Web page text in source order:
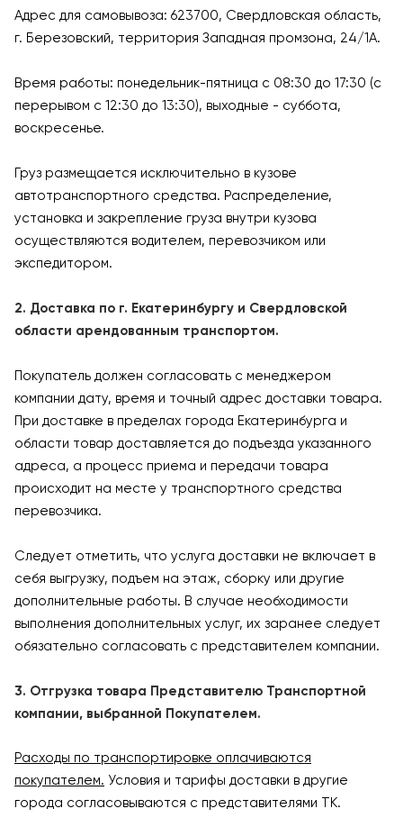
Адрес для самовывоза: 623700, Свердловская область,
г. Березовский, территория Западная промзона, 24/1А.
Время работы: понедельник-пятница с 08:30 до 17:30 (с
перерывом с 12:30 до 13:30), выходные - суббота,
воскресенье.
Груз размещается исключительно в кузове
автотранспортного средства. Распределение,
установка и закрепление груза внутри кузова
осуществляются водителем, перевозчиком или
экспедитором.
2. Доставка по г. Екатеринбургу и Свердловской
области арендованным транспортом.
Покупатель должен согласовать с менеджером
компании дату, время и точный адрес доставки товара.
При доставке в пределах города Екатеринбурга и
области товар доставляется до подъезда указанного
адреса, а процесс приема и передачи товара
происходит на месте у транспортного средства
перевозчика.
Следует отметить, что услуга доставки не включает в
себя выгрузку, подъем на этаж, сборку или другие
дополнительные работы. В случае необходимости
выполнения дополнительных услуг, их заранее следует
обязательно согласовать с представителем компании.
3. Отгрузка товара Представителю Транспортной
компании, выбранной Покупателем.
Расходы по транспортировке оплачиваются
покупателем. Условия и тарифы доставки в другие
города согласовываются с представителями ТК.